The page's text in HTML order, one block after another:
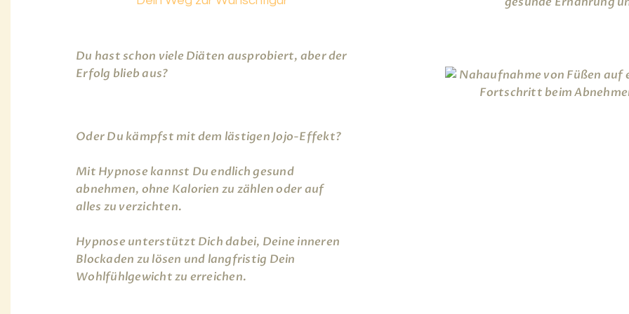
Du hast schon viele Diäten ausprobiert, aber der
Erfolg blieb aus?
Oder Du kämpfst mit dem lästigen Jojo-Effekt?
Mit Hypnose kannst Du endlich gesund
abnehmen, ohne Kalorien zu zählen oder auf
alles zu verzichten.
Hypnose unterstützt Dich dabei, Deine inneren
Blockaden zu lösen und langfristig Dein
Wohlfühlgewicht zu erreichen.